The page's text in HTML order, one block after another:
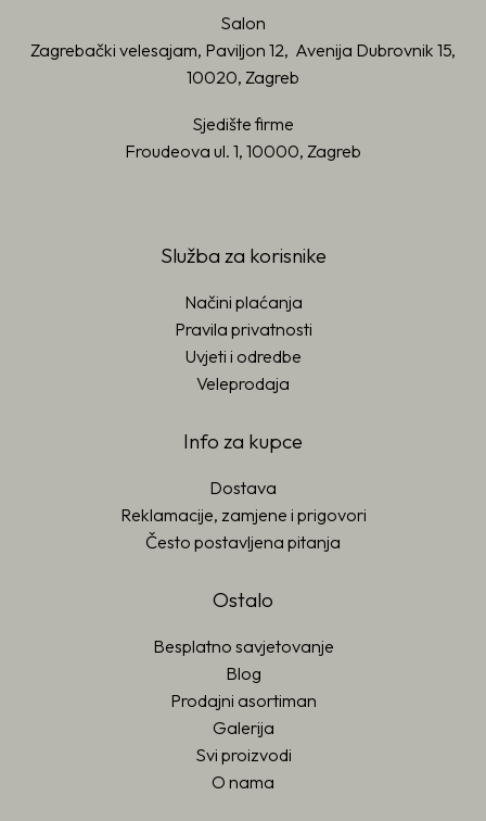
Salon
Zagrebački velesajam, Paviljon 12, Avenija Dubrovnik 15,
10020, Zagreb
Sjedište firme
Froudeova ul. 1, 10000, Zagreb
Služba za korisnike
Načini plaćanja
Pravila privatnosti
Uvjeti i odredbe
Veleprodaja
Info za kupce
Dostava
Reklamacije, zamjene i prigovori
Često postavljena pitanja
Ostalo
Besplatno savjetovanje
Blog
Prodajni asortiman
Galerija
Svi proizvodi
O nama